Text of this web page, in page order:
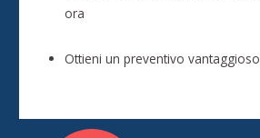
ora
Ottieni un preventivo vantaggioso